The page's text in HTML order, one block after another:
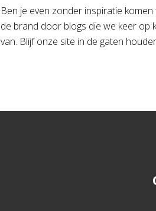
Ben je even zonder inspiratie
de brand door blogs die we keer op
van. Blijf onze site in de gaten